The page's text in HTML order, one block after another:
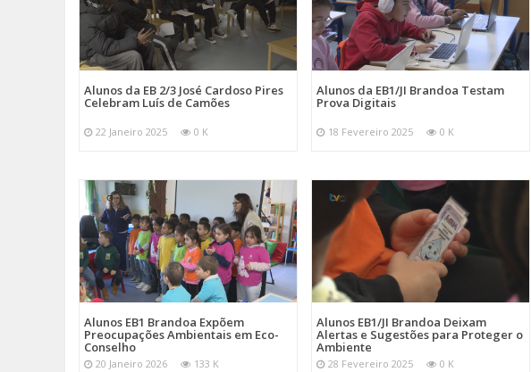
Alunos da EB 2/3 José Cardoso Pires
Celebram Luís de Camões
22 Janeiro 2025 0 K
Alunos da EB1/JI Brandoa Testam
Prova Digitais
18 Fevereiro 2025 0 K
Alunos EB1 Brandoa Expõem
Preocupações Ambientais em Eco-
Conselho
20 Janeiro 2026 133 K
Alunos EB1/JI Brandoa Deixam
Alertas e Sugestões para Proteger o
Ambiente
28 Fevereiro 2025 0 K